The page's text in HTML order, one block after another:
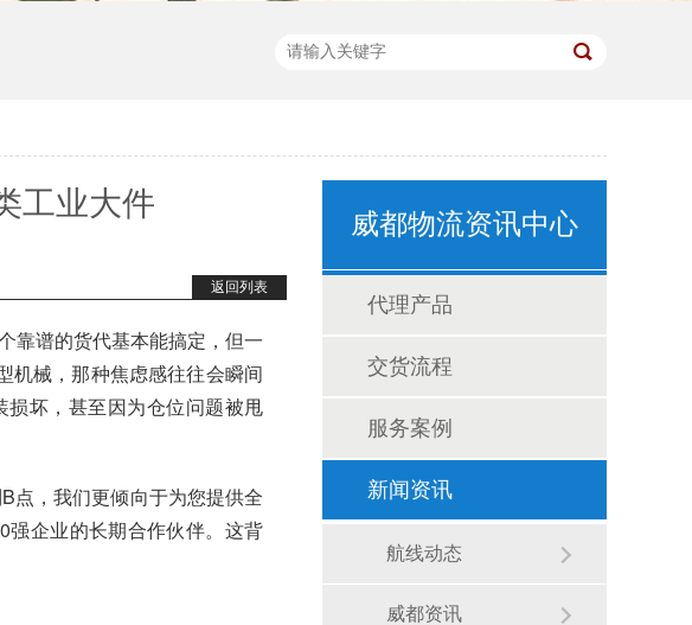
工业大件
返回列表
靠谱的货代基本能搞定，但一
机械，那种焦虑感往往会瞬间
坏，甚至因为仓位问题被甩
，我们更倾向于为您提供全
强企业的长期合作伙伴。这背
威都物流资讯中心
代理产品
交货流程
服务案例
新闻资讯
航线动态
威都资讯